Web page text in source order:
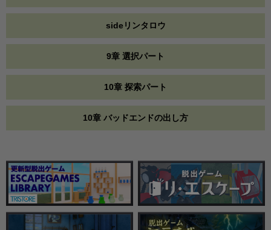
sideリンタロウ
9章 選択パート
10章 探索パート
10章 バッドエンドの出し方